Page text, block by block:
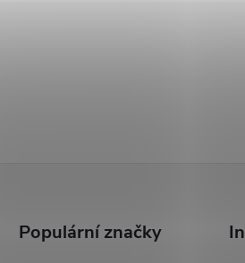
Populární značky